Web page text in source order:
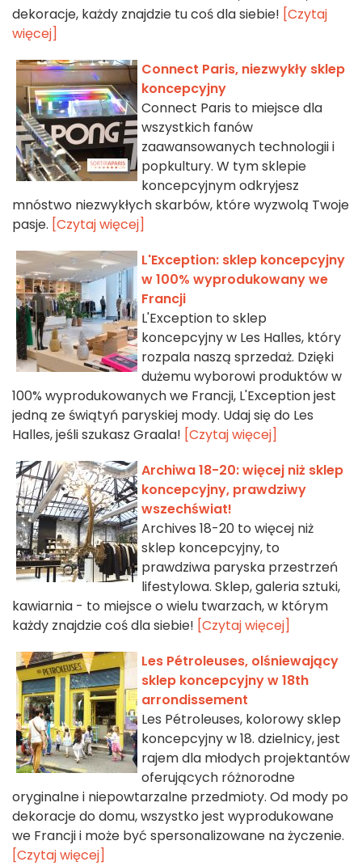
dekoracje, każdy znajdzie tu coś dla siebie! [Czytaj
więcej]
Connect Paris, niezwykły sklep
koncepcyjny
Connect Paris to miejsce dla
wszystkich fanów
zaawansowanych technologii i
popkultury. W tym sklepie
koncepcyjnym odkryjesz
mnóstwo niezwykłych skarbów, które wyzwolą Twoje
pasje. [Czytaj więcej]
L'Exception: sklep koncepcyjny
w 100% wyprodukowany we
Francji
L'Exception to sklep
koncepcyjny w Les Halles, który
rozpala naszą sprzedaż. Dzięki
dużemu wyborowi produktów w
100% wyprodukowanych we Francji, L'Exception jest
jedną ze świątyń paryskiej mody. Udaj się do Les
Halles, jeśli szukasz Graala! [Czytaj więcej]
Archiwa 18-20: więcej niż sklep
koncepcyjny, prawdziwy
wszechświat!
Archives 18-20 to więcej niż
sklep koncepcyjny, to
prawdziwa paryska przestrzeń
lifestylowa. Sklep, galeria sztuki,
kawiarnia - to miejsce o wielu twarzach, w którym
każdy znajdzie coś dla siebie! [Czytaj więcej]
Les Pétroleuses, olśniewający
sklep koncepcyjny w 18th
arrondissement
Les Pétroleuses, kolorowy sklep
koncepcyjny w 18. dzielnicy, jest
rajem dla młodych projektantów
oferujących różnorodne
oryginalne i niepowtarzalne przedmioty. Od mody po
dekoracje do domu, wszystko jest wyprodukowane
we Francji i może być spersonalizowane na życzenie.
[Czytaj więcej]